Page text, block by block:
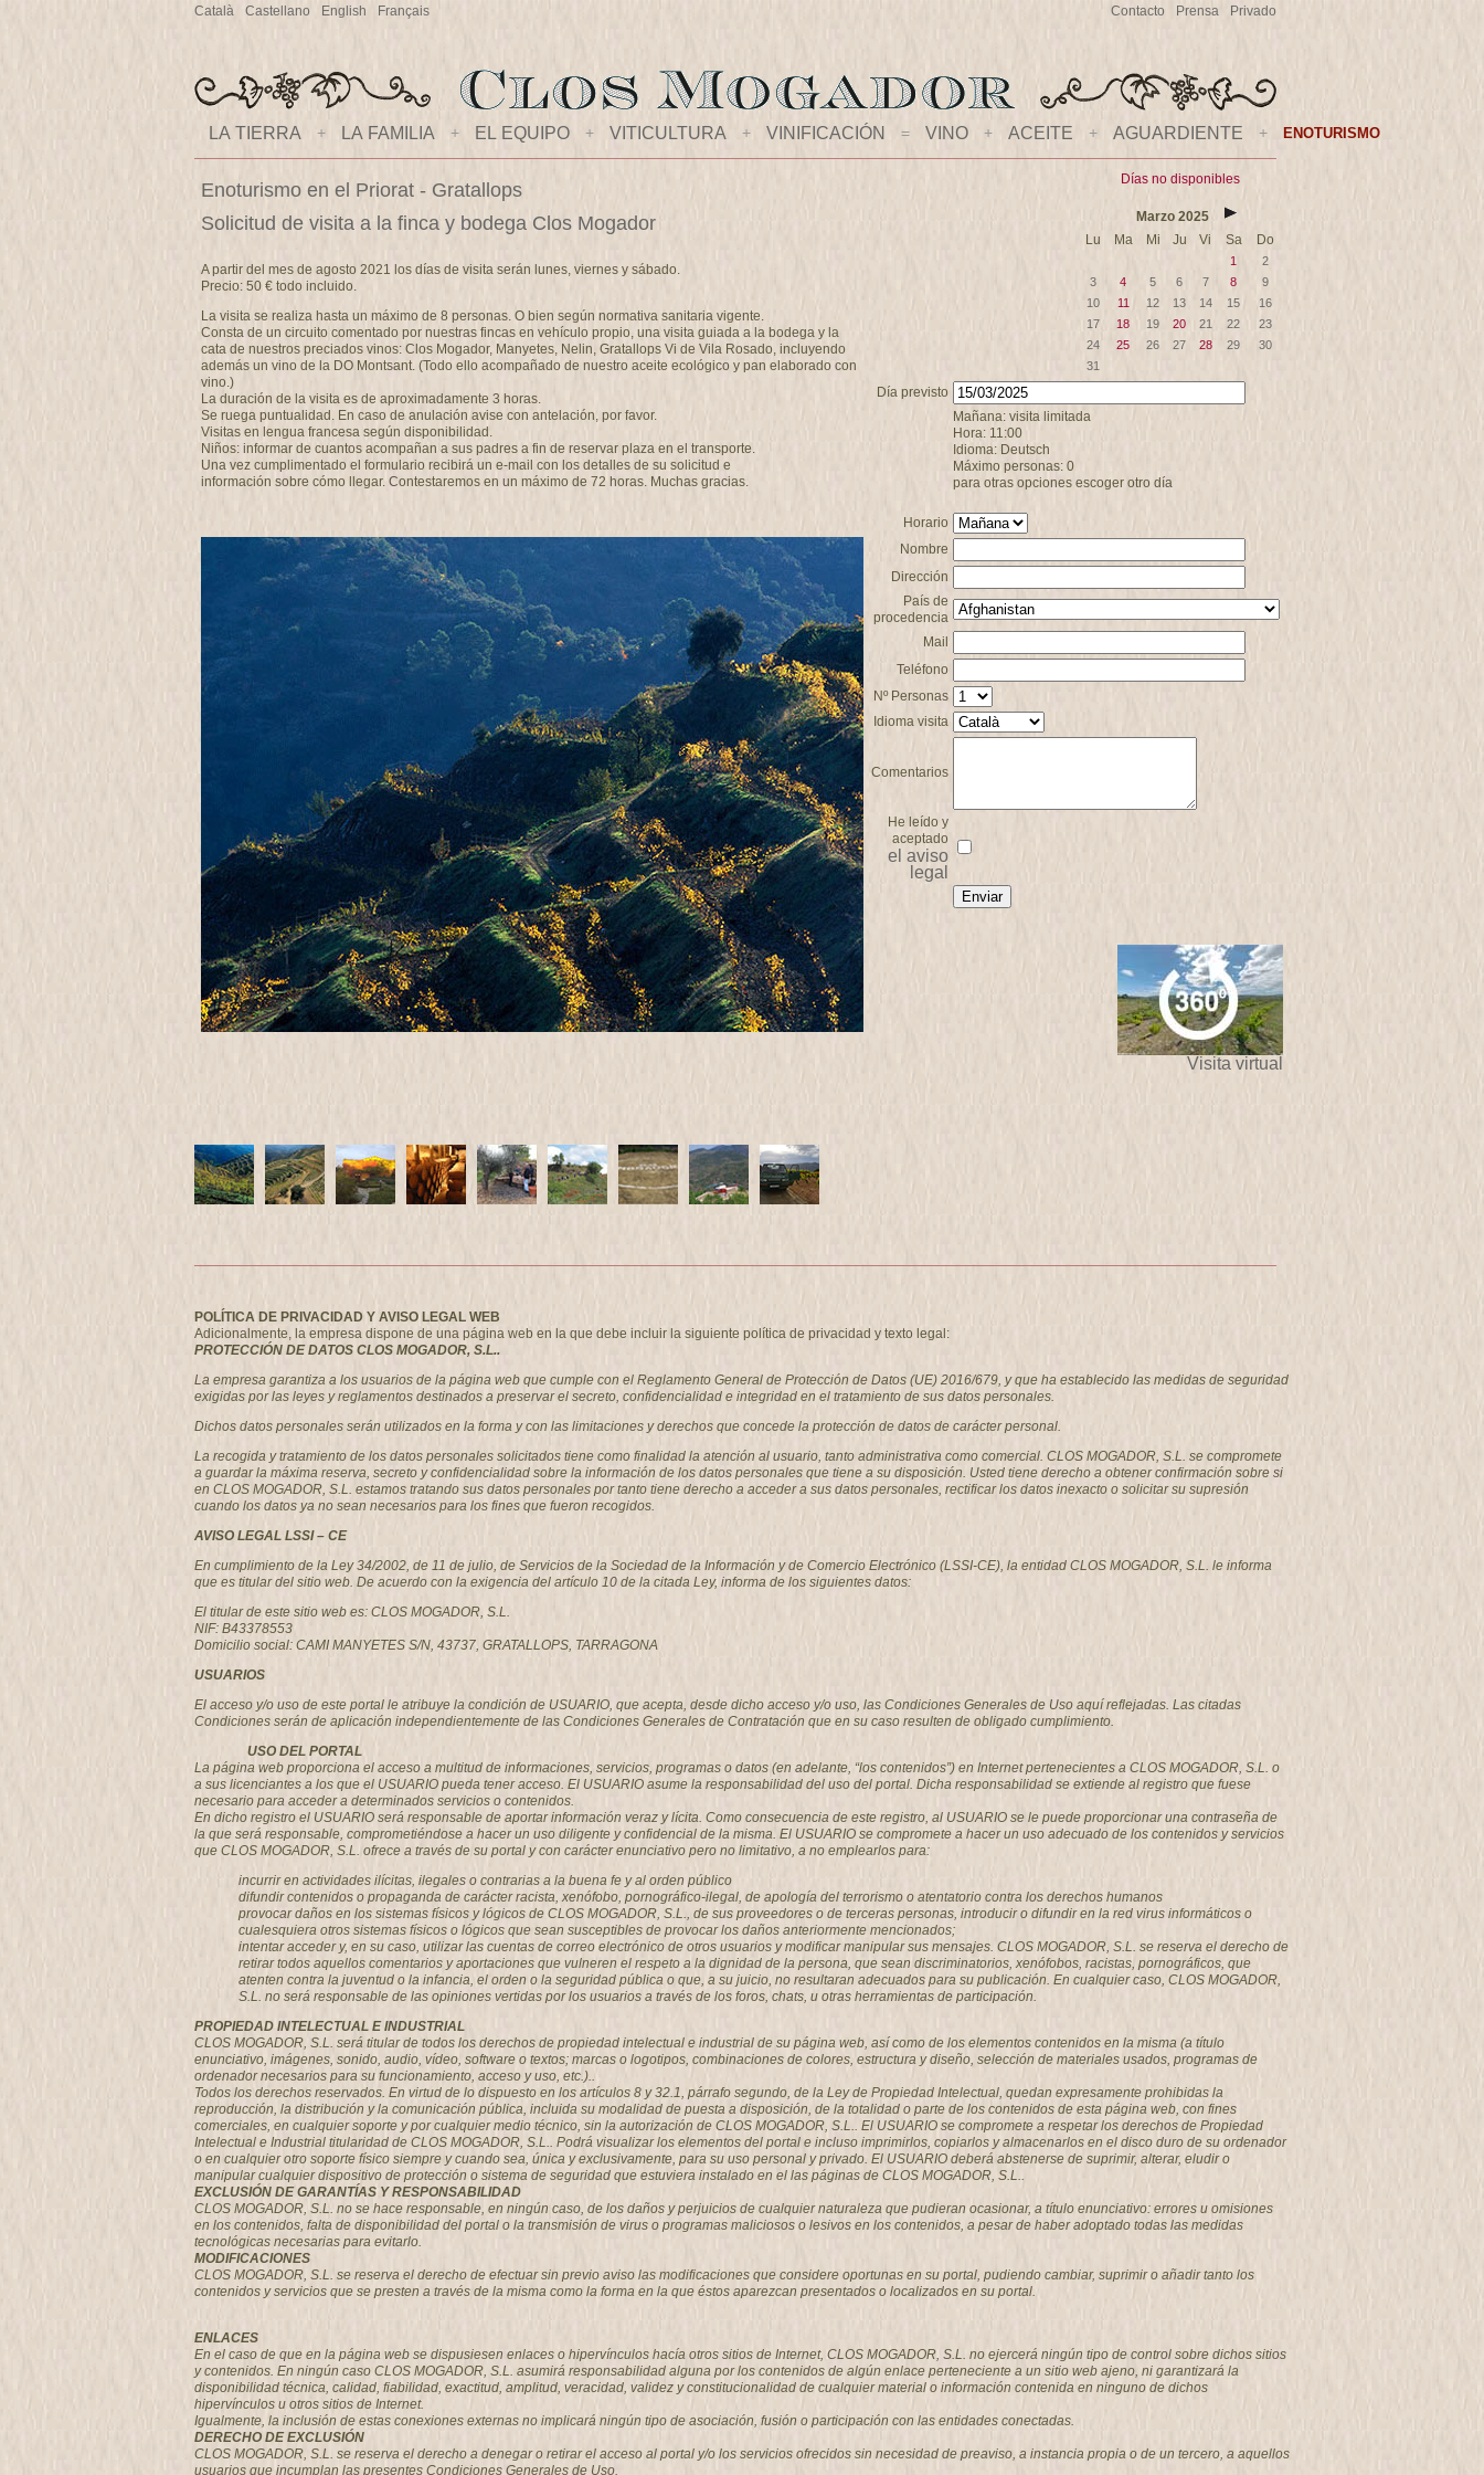
Català Castellano English Français Privado
Prensa
Contacto
LA TIERRA + LA FAMILIA + EL EQUIPO + VITICULTURA + VINIFICACIÓN = VINO + ACEITE + AGUARDIENTE + ENOTURISMO
Enoturismo en el Priorat - Gratallops
Solicitud de visita a la finca y bodega Clos Mogador
A partir del mes de agosto 2021 los días de visita serán lunes, viernes y sábado.
Precio: 50 € todo incluido.
La visita se realiza hasta un máximo de 8 personas. O bien según normativa sanitaria vigente.
Consta de un circuito comentado por nuestras fincas en vehículo propio, una visita guiada a la bodega y la
cata de nuestros preciados vinos: Clos Mogador, Manyetes, Nelin, Gratallops Vi de Vila Rosado, incluyendo
además un vino de la DO Montsant. (Todo ello acompañado de nuestro aceite ecológico y pan elaborado con
vino.)
La duración de la visita es de aproximadamente 3 horas.
Se ruega puntualidad. En caso de anulación avise con antelación, por favor.
Visitas en lengua francesa según disponibilidad.
Niños: informar de cuantos acompañan a sus padres a fin de reservar plaza en el transporte.
Una vez cumplimentado el formulario recibirá un e-mail con los detalles de su solicitud e
información sobre cómo llegar. Contestaremos en un máximo de 72 horas. Muchas gracias.
Días no disponibles
Marzo 2025
Lu
Ma Mi Ju Vi Sa Do
1
2
3
4 5 6 7 8
9
10
11 12 13 14 15
16
17
18 19 20 21 22
23
24
25 26 27 28 29
30
31
Día previsto
Mañana: visita limitada
Hora: 11:00
Idioma: Deutsch
Máximo personas: 0
para otras opciones escoger otro día
Horario
Nombre
Dirección
País de
procedencia
Mail
Teléfono
Nº Personas
Idioma visita
Comentarios
He leído y
aceptado
el aviso
legal
Visita virtual
POLÍTICA DE PRIVACIDAD Y AVISO LEGAL WEB
Adicionalmente, la empresa dispone de una página web en la que debe incluir la siguiente política de privacidad y texto legal:
PROTECCIÓN DE DATOS CLOS MOGADOR, S.L..
La empresa garantiza a los usuarios de la página web que cumple con el Reglamento General de Protección de Datos (UE) 2016/679, y que ha establecido las medidas de seguridad
exigidas por las leyes y reglamentos destinados a preservar el secreto, confidencialidad e integridad en el tratamiento de sus datos personales.
Dichos datos personales serán utilizados en la forma y con las limitaciones y derechos que concede la protección de datos de carácter personal.
La recogida y tratamiento de los datos personales solicitados tiene como finalidad la atención al usuario, tanto administrativa como comercial. CLOS MOGADOR, S.L. se compromete
a guardar la máxima reserva, secreto y confidencialidad sobre la información de los datos personales que tiene a su disposición. Usted tiene derecho a obtener confirmación sobre si
en CLOS MOGADOR, S.L. estamos tratando sus datos personales por tanto tiene derecho a acceder a sus datos personales, rectificar los datos inexacto o solicitar su supresión
cuando los datos ya no sean necesarios para los fines que fueron recogidos.
AVISO LEGAL LSSI – CE
En cumplimiento de la Ley 34/2002, de 11 de julio, de Servicios de la Sociedad de la Información y de Comercio Electrónico (LSSI-CE), la entidad CLOS MOGADOR, S.L. le informa
que es titular del sitio web. De acuerdo con la exigencia del artículo 10 de la citada Ley, informa de los siguientes datos:
El titular de este sitio web es: CLOS MOGADOR, S.L.
NIF: B43378553
Domicilio social: CAMI MANYETES S/N, 43737, GRATALLOPS, TARRAGONA
USUARIOS
El acceso y/o uso de este portal le atribuye la condición de USUARIO, que acepta, desde dicho acceso y/o uso, las Condiciones Generales de Uso aquí reflejadas. Las citadas
Condiciones serán de aplicación independientemente de las Condiciones Generales de Contratación que en su caso resulten de obligado cumplimiento.
USO DEL PORTAL
La página web proporciona el acceso a multitud de informaciones, servicios, programas o datos (en adelante, “los contenidos”) en Internet pertenecientes a CLOS MOGADOR, S.L. o
a sus licenciantes a los que el USUARIO pueda tener acceso. El USUARIO asume la responsabilidad del uso del portal. Dicha responsabilidad se extiende al registro que fuese
necesario para acceder a determinados servicios o contenidos.
En dicho registro el USUARIO será responsable de aportar información veraz y lícita. Como consecuencia de este registro, al USUARIO se le puede proporcionar una contraseña de
la que será responsable, comprometiéndose a hacer un uso diligente y confidencial de la misma. El USUARIO se compromete a hacer un uso adecuado de los contenidos y servicios
que CLOS MOGADOR, S.L. ofrece a través de su portal y con carácter enunciativo pero no limitativo, a no emplearlos para:
incurrir en actividades ilícitas, ilegales o contrarias a la buena fe y al orden público
difundir contenidos o propaganda de carácter racista, xenófobo, pornográfico-ilegal, de apología del terrorismo o atentatorio contra los derechos humanos
provocar daños en los sistemas físicos y lógicos de CLOS MOGADOR, S.L., de sus proveedores o de terceras personas, introducir o difundir en la red virus informáticos o
cualesquiera otros sistemas físicos o lógicos que sean susceptibles de provocar los daños anteriormente mencionados;
intentar acceder y, en su caso, utilizar las cuentas de correo electrónico de otros usuarios y modificar manipular sus mensajes. CLOS MOGADOR, S.L. se reserva el derecho de
retirar todos aquellos comentarios y aportaciones que vulneren el respeto a la dignidad de la persona, que sean discriminatorios, xenófobos, racistas, pornográficos, que
atenten contra la juventud o la infancia, el orden o la seguridad pública o que, a su juicio, no resultaran adecuados para su publicación. En cualquier caso, CLOS MOGADOR,
S.L. no será responsable de las opiniones vertidas por los usuarios a través de los foros, chats, u otras herramientas de participación.
PROPIEDAD INTELECTUAL E INDUSTRIAL
CLOS MOGADOR, S.L. será titular de todos los derechos de propiedad intelectual e industrial de su página web, así como de los elementos contenidos en la misma (a título
enunciativo, imágenes, sonido, audio, vídeo, software o textos; marcas o logotipos, combinaciones de colores, estructura y diseño, selección de materiales usados, programas de
ordenador necesarios para su funcionamiento, acceso y uso, etc.)..
Todos los derechos reservados. En virtud de lo dispuesto en los artículos 8 y 32.1, párrafo segundo, de la Ley de Propiedad Intelectual, quedan expresamente prohibidas la
reproducción, la distribución y la comunicación pública, incluida su modalidad de puesta a disposición, de la totalidad o parte de los contenidos de esta página web, con fines
comerciales, en cualquier soporte y por cualquier medio técnico, sin la autorización de CLOS MOGADOR, S.L.. El USUARIO se compromete a respetar los derechos de Propiedad
Intelectual e Industrial titularidad de CLOS MOGADOR, S.L.. Podrá visualizar los elementos del portal e incluso imprimirlos, copiarlos y almacenarlos en el disco duro de su ordenador
o en cualquier otro soporte físico siempre y cuando sea, única y exclusivamente, para su uso personal y privado. El USUARIO deberá abstenerse de suprimir, alterar, eludir o
manipular cualquier dispositivo de protección o sistema de seguridad que estuviera instalado en el las páginas de CLOS MOGADOR, S.L..
EXCLUSIÓN DE GARANTÍAS Y RESPONSABILIDAD
CLOS MOGADOR, S.L. no se hace responsable, en ningún caso, de los daños y perjuicios de cualquier naturaleza que pudieran ocasionar, a título enunciativo: errores u omisiones
en los contenidos, falta de disponibilidad del portal o la transmisión de virus o programas maliciosos o lesivos en los contenidos, a pesar de haber adoptado todas las medidas
tecnológicas necesarias para evitarlo.
MODIFICACIONES
CLOS MOGADOR, S.L. se reserva el derecho de efectuar sin previo aviso las modificaciones que considere oportunas en su portal, pudiendo cambiar, suprimir o añadir tanto los
contenidos y servicios que se presten a través de la misma como la forma en la que éstos aparezcan presentados o localizados en su portal.
ENLACES
En el caso de que en la página web se dispusiesen enlaces o hipervínculos hacía otros sitios de Internet, CLOS MOGADOR, S.L. no ejercerá ningún tipo de control sobre dichos sitios
y contenidos. En ningún caso CLOS MOGADOR, S.L. asumirá responsabilidad alguna por los contenidos de algún enlace perteneciente a un sitio web ajeno, ni garantizará la
disponibilidad técnica, calidad, fiabilidad, exactitud, amplitud, veracidad, validez y constitucionalidad de cualquier material o información contenida en ninguno de dichos
hipervínculos u otros sitios de Internet.
Igualmente, la inclusión de estas conexiones externas no implicará ningún tipo de asociación, fusión o participación con las entidades conectadas.
DERECHO DE EXCLUSIÓN
CLOS MOGADOR, S.L. se reserva el derecho a denegar o retirar el acceso al portal y/o los servicios ofrecidos sin necesidad de preaviso, a instancia propia o de un tercero, a aquellos
usuarios que incumplan las presentes Condiciones Generales de Uso.